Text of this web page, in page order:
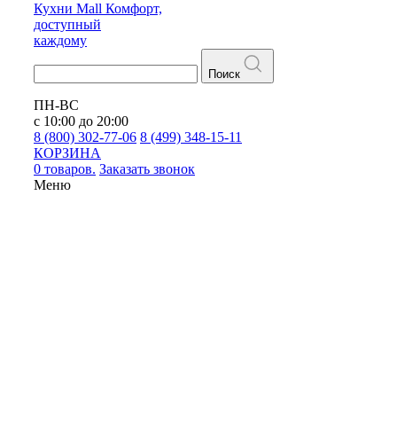
Кухни Mall Комфорт,
доступный
каждому
Поиск
ПН-ВС
с 10:00 до 20:00
8 (800) 302-77-06 8 (499) 348-15-11
КОРЗИНА
0 товаров. Заказать звонок
Меню